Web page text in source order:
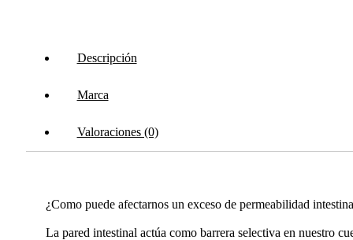
Descripción
Marca
Valoraciones (0)
¿Como puede afectarnos un exceso de permeabilidad
La pared intestinal actúa como barrera selectiva en nuestro